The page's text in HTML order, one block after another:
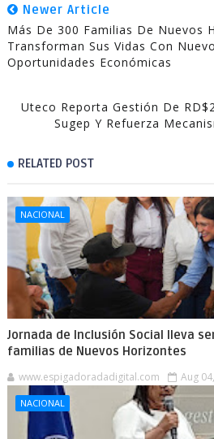
Newer Article
Más De 300 Familias De Nuevos
Transforman Sus Vidas Con
Oportunidades Económicas
Uteco Reporta Gestión De
Sugep Y Refuerza
RELATED POST
NACIONAL
Jornada de Inclusión Social lleva
familias de Nuevos Horizontes
www.espigadoradadigital.com Aug
NACIONAL